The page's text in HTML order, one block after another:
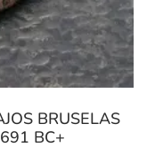
BRUSELAS
BC+